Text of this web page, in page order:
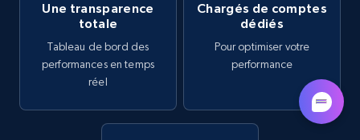
Une transparence
totale
Tableau de bord des
performances en temps
réel
Chargés de comptes
dédiés
Pour optimiser votre
performance